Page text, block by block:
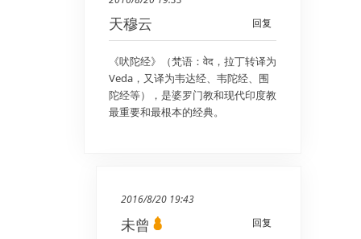
回复
天穆云
《吠陀经》（梵语：वेद，拉丁转译为
Veda，又译为韦达经、韦陀经、围
陀经等），是婆罗门教和现代印度教
最重要和最根本的经典。
2016/8/20 19:43
回复
未曾